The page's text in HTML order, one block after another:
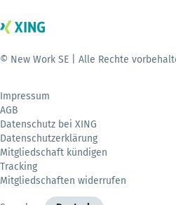
© New Work SE | Alle Rechte
Impressum
AGB
Datenschutz bei XING
Datenschutzerklärung
Mitgliedschaft kündigen
Tracking
Mitgliedschaften widerrufen